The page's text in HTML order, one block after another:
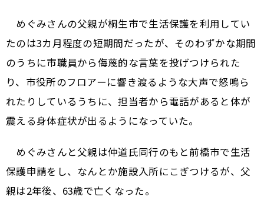
めぐみさんの父親が桐生市で生活保護を利用してい
たのは3カ月程度の短期間だったが、そのわずかな期間
のうちに市職員から侮蔑的な言葉を投げつけられた
り、市役所のフロアーに響き渡るような大声で怒鳴ら
れたりしているうちに、担当者から電話があると体が
震える身体症状が出るようになっていた。
めぐみさんと父親は仲道氏同行のもと前橋市で生活
保護申請をし、なんとか施設入所にこぎつけるが、父
親は2年後、63歳で亡くなった。